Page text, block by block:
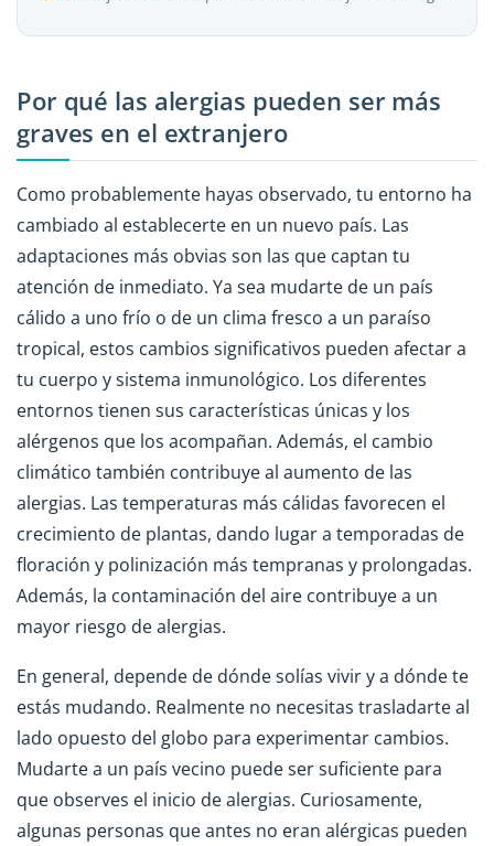
Por qué las alergias pueden ser más
graves en el extranjero
Como probablemente hayas observado, tu entorno ha
cambiado al establecerte en un nuevo país. Las
adaptaciones más obvias son las que captan tu
atención de inmediato. Ya sea mudarte de un país
cálido a uno frío o de un clima fresco a un paraíso
tropical, estos cambios significativos pueden afectar a
tu cuerpo y sistema inmunológico. Los diferentes
entornos tienen sus características únicas y los
alérgenos que los acompañan. Además, el cambio
climático también contribuye al aumento de las
alergias. Las temperaturas más cálidas favorecen el
crecimiento de plantas, dando lugar a temporadas de
floración y polinización más tempranas y prolongadas.
Además, la contaminación del aire contribuye a un
mayor riesgo de alergias.
En general, depende de dónde solías vivir y a dónde te
estás mudando. Realmente no necesitas trasladarte al
lado opuesto del globo para experimentar cambios.
Mudarte a un país vecino puede ser suficiente para
que observes el inicio de alergias. Curiosamente,
algunas personas que antes no eran alérgicas pueden